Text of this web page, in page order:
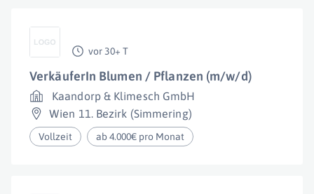
vor 30+ T
VerkäuferIn Blumen / Pflanzen (m/w/d)
Kaandorp & Klimesch GmbH
Wien 11. Bezirk (Simmering)
Vollzeit ab 4.000€ pro Monat